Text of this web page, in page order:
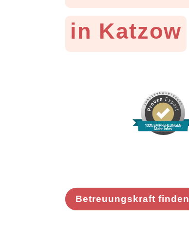
in Katzow
100% EMPFEHLUNGEN
Mehr Infos
Betreuungskraft finden